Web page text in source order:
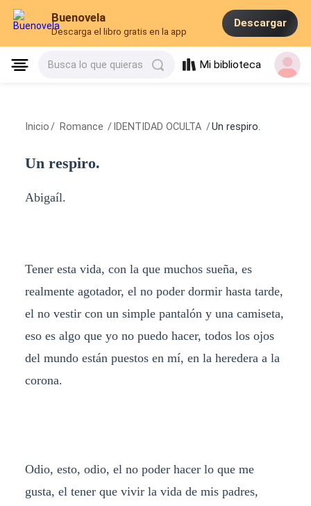
Buenovela
Descarga el libro gratis en la app
Descargar
Busca lo que quieras Mi biblioteca
Inicio / Romance / IDENTIDAD OCULTA /Un respiro.
Un respiro.
Abigaíl.
Tener esta vida, con la que muchos sueña, es
realmente agotador, el no poder dormir hasta tarde,
el no vestir con un simple pantalón y una camiseta,
eso es algo que yo no puedo hacer, todos los ojos
del mundo están puestos en mí, en la heredera a la
corona.
Odio, esto, odio, el no poder hacer lo que me
gusta, el tener que vivir la vida de mis padres,